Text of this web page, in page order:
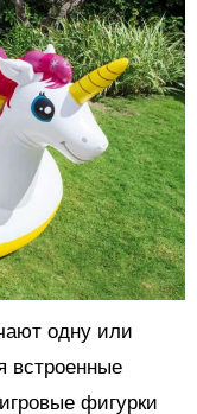
одну или
встроенные
фигурки